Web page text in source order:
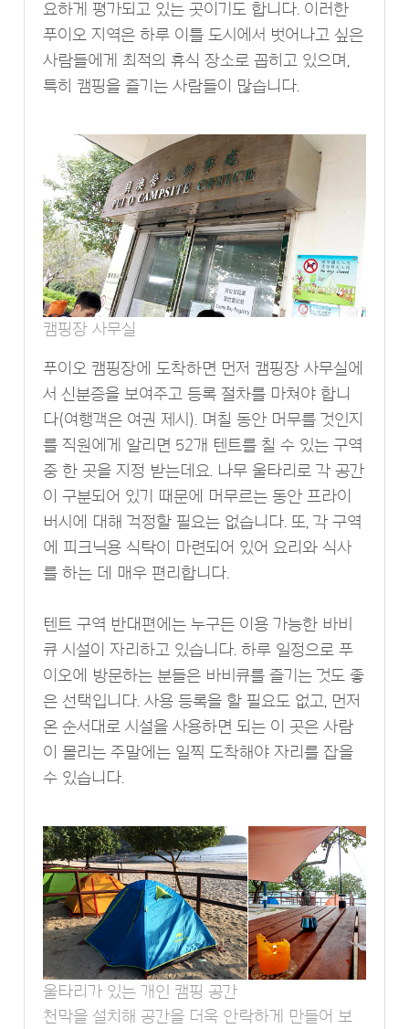
요하게 평가되고 있는 곳이기도 합니다. 이러한
푸이오 지역은 하루 이틀 도시에서 벗어나고 싶은
사람들에게 최적의 휴식 장소로 꼽히고 있으며,
특히 캠핑을 즐기는 사람들이 많습니다.
캠핑장 사무실
푸이오 캠핑장에 도착하면 먼저 캠핑장 사무실에
서 신분증을 보여주고 등록 절차를 마쳐야 합니
다(여행객은 여권 제시). 며칠 동안 머무를 것인지
를 직원에게 알리면 52개 텐트를 칠 수 있는 구역
중 한 곳을 지정 받는데요. 나무 울타리로 각 공간
이 구분되어 있기 때문에 머무르는 동안 프라이
버시에 대해 걱정할 필요는 없습니다. 또, 각 구역
에 피크닉용 식탁이 마련되어 있어 요리와 식사
를 하는 데 매우 편리합니다.
텐트 구역 반대편에는 누구든 이용 가능한 바비
큐 시설이 자리하고 있습니다. 하루 일정으로 푸
이오에 방문하는 분들은 바비큐를 즐기는 것도 좋
은 선택입니다. 사용 등록을 할 필요도 없고, 먼저
온 순서대로 시설을 사용하면 되는 이 곳은 사람
이 몰리는 주말에는 일찍 도착해야 자리를 잡을
수 있습니다.
울타리가 있는 개인 캠핑 공간
천막을 설치해 공간을 더욱 안락하게 만들어 보